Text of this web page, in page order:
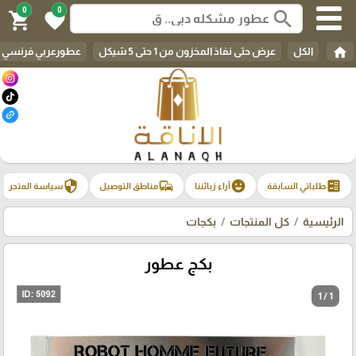
search
0
favorite
0
shopping_cart
home الكل عرض حتى نفاذ المخزون من 1 حتى 5 شيكل عطورعربي فرنسي
ballotطلباتي السابقة emoji_emotionsآراء زبائننا commuteمناطق التوصيل securityسياسة المتجر
الرئيسية كل المنتجات بكجات
بكج عطور
1 / 1